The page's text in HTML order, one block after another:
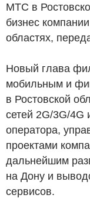
МТС в
бизнес
областях,
Новый глава
мобильным и
в Ростовской
сетей 2G/3G/4G
оператора,
проектами
дальнейшим
на Дону и
сервисов.